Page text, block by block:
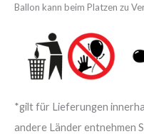
Ballon kann beim Platzen zu
*gilt für Lieferungen
andere Länder entnehmen